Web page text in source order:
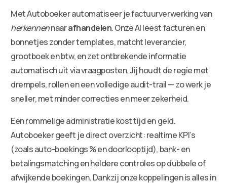
Met Autoboeker automatiseer je factuurverwerking van
herkennennaarafhandelen. Onze AI leest facturen en
bonnetjes zonder templates, matcht leverancier,
grootboek en btw, en zet ontbrekende informatie
automatisch uit via vraagposten. Jij houdt de regie met
drempels, rollen en een volledige audit-trail — zo werk je
sneller, met minder correcties en meer zekerheid.
Een rommelige administratie kost tijd en geld.
Autoboeker geeft je direct overzicht: realtime KPI’s
(zoals auto-boekings % en doorlooptijd), bank- en
betalingsmatching en heldere controles op dubbele of
afwijkende boekingen. Dankzij onze koppelingen is alles in